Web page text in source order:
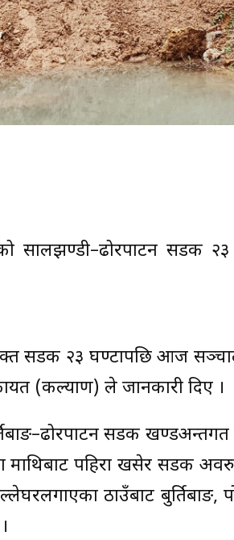
सालझण्डी–ढोरपाटन सडक
सडक २३ घण्टापछि आज
(कल्याण) ले जानकारी दिए ।
सडक
माथिबाट पहिरा खसेर सडक
ठाउँबाट बुर्तिबाङ,